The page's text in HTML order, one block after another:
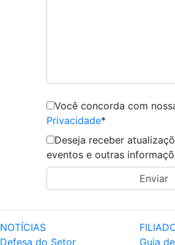
Você concorda com
Privacidade*
Deseja receber
eventos e outras
NOTÍCIAS
Defesa do Setor
Guia